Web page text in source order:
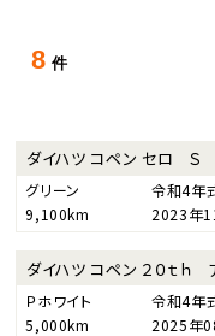
8 件
ダイハツ コペン セロ Ｓ
グリーン 令和4年
9,100km
2023年
ダイハツ コペン ２０ｔｈ
Ｐホワイト 令和4年
5,000km
2025年